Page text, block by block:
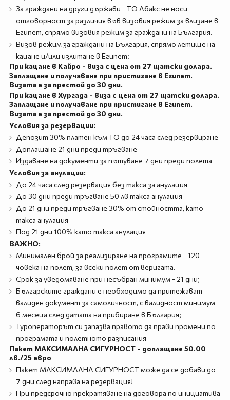
За граждани на други държави - ТО Абакс не носи
отговорност за различия във визовия режим за влизане в
Египет, спрямо визовия режим за граждани на България.
Визов режим за граждани на България, спрямо летище на
кацане и/или излитане в Египет:
При кацане в Кайро - виза с цена от 27 щатски долара.
Заплащане и получаване при пристигане в Египет.
Визата е за престой до 30 дни.
При кацане в Хургада - виза с цена от 27 щатски долара.
Заплащане и получаване при пристигане в Египет.
Визата е за престой до 30 дни.
Условия за резервации:
Депозит 30% платен към ТО до 24 часа след резервиране
Доплащане 21 дни преди тръгване
Издаване на документи за пътуване 7 дни преди полета
Условия за анулации:
До 24 часа след резервация без такса за анулация
До 30 дни преди тръгване 50 лв такса анулация
До 21 дни преди тръгване 30% от стойността, като
такса анулация
Под 21 дни 100% като такса анулация
ВАЖНО:
Минимален брой за реализиране на програмите - 120
човека на полет, за всеки полет от веригата.
Срок за уведомяване при несъбран минимум - 21 дни;
Българските граждани е необходимо да притежават
валиден документ за самоличност, с валидност минимум
6 месеца след датата на прибиране в България;
Туроператорът си запазва правото да прави промени по
програмата и полетното разписания
Пакет МАКСИМАЛНА СИГУРНОСТ - доплащане 50.00
лв./25 евро
Пакет МАКСИМАЛНА СИГУРНОСТ може да се добави до
7 дни след направа на резервация!
При предсрочно прекратяване на договора по инициатива